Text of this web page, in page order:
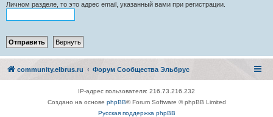
Личном разделе, то это адрес email, указанный вами при регистрации.
community.elbrus.ru Форум Сообщества Эльбрус
IP-адрес пользователя: 216.73.216.232
Создано на основе phpBB® Forum Software © phpBB Limited
Русская поддержка phpBB